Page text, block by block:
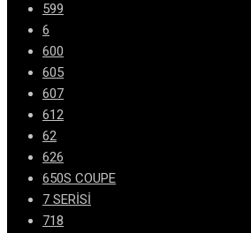
599
6
600
605
607
612
62
626
650S COUPE
7 SERİSİ
718